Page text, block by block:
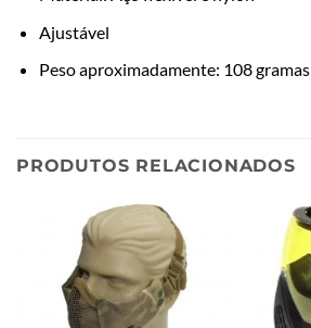
Ajustável
Peso aproximadamente: 108 gramas
PRODUTOS RELACIONADOS